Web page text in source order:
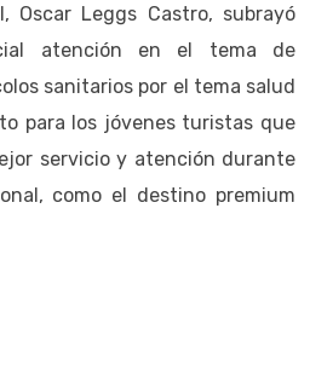
Oscar Leggs Castro, subrayó
atención en el tema de
sanitarios por el tema salud
para los jóvenes turistas que
servicio y atención durante
como el destino premium